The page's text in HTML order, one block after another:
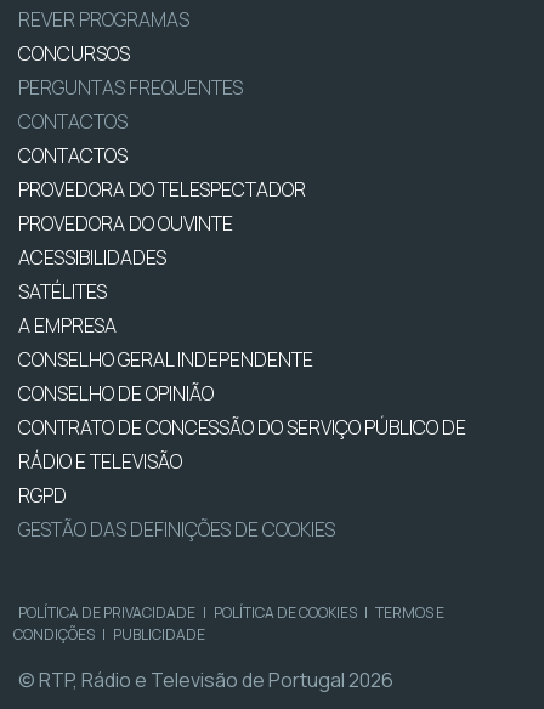
REVER PROGRAMAS
CONCURSOS
PERGUNTAS FREQUENTES
CONTACTOS
CONTACTOS
PROVEDORA DO TELESPECTADOR
PROVEDORA DO OUVINTE
ACESSIBILIDADES
SATÉLITES
A EMPRESA
CONSELHO GERAL INDEPENDENTE
CONSELHO DE OPINIÃO
CONTRATO DE CONCESSÃO DO SERVIÇO PÚBLICO DE
RÁDIO E TELEVISÃO
RGPD
GESTÃO DAS DEFINIÇÕES DE COOKIES
POLÍTICA DE PRIVACIDADE | POLÍTICA DE COOKIES | TERMOS E
CONDIÇÕES | PUBLICIDADE
© RTP, Rádio e Televisão de Portugal 2026